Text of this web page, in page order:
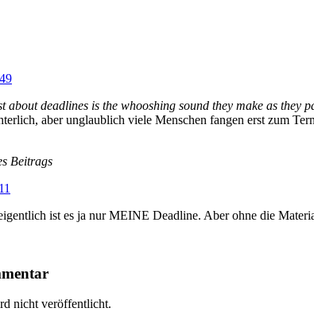
about deadlines is the whooshing sound they make as they
aber unglaublich viele Menschen fangen erst zum
Beitrags
ist es ja nur MEINE Deadline. Aber ohne die
nicht veröffentlicht.